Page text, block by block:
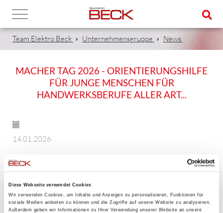
Diese Webseite verwendet Cookies
Wir verwenden Cookies, um Inhalte und Anzeigen zu personalisieren, Funktionen für
soziale Medien anbieten zu können und die Zugriffe auf unsere Website zu analysieren.
Außerdem geben wir Informationen zu Ihrer Verwendung unserer Website an unsere
Team Elektro Beck Unternehmensgruppe News
MACHER TAG 2026 - ORIENTIERUNGSHILFE
FÜR JUNGE MENSCHEN FÜR
HANDWERKSBERUFE ALLER ART...
14.01.2026
...und natürlich Elektroniker/in.
MACHER Tag wird von der Handwerkskammer für
Unterfranken organisiert. Als Innung bzw. Innungsfachbetrieb
unterstützen wir und werben für den Ausbildungsberuf